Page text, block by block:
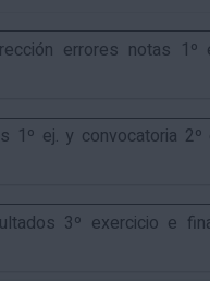
errores notas
1º ej. y convocatoria
3º exercicio e